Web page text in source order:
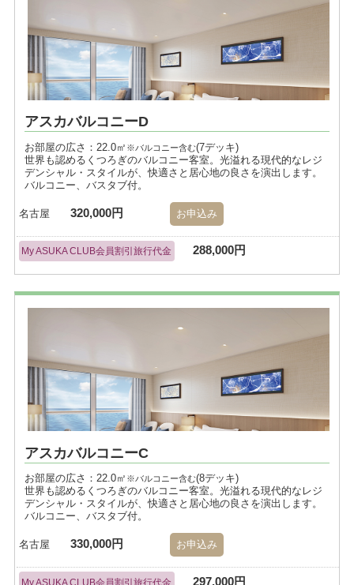
アスカバルコニーD
お部屋の広さ：22.0㎡ ※バルコニー含む(7デッキ)
世界も認めるくつろぎのバルコニー客室。光溢れる現代的なレジ
デンシャル・スタイルが、快適さと居心地の良さを演出します。
バルコニー、バスタブ付。
名古屋 320,000円 お申込み
My ASUKA CLUB会員割引旅行代金 288,000円
アスカバルコニーC
お部屋の広さ：22.0㎡ ※バルコニー含む(8デッキ)
世界も認めるくつろぎのバルコニー客室。光溢れる現代的なレジ
デンシャル・スタイルが、快適さと居心地の良さを演出します。
バルコニー、バスタブ付。
名古屋 330,000円 お申込み
My ASUKA CLUB会員割引旅行代金 297,000円